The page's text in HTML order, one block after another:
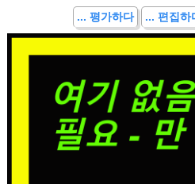
... 평가하다 ... 편집하